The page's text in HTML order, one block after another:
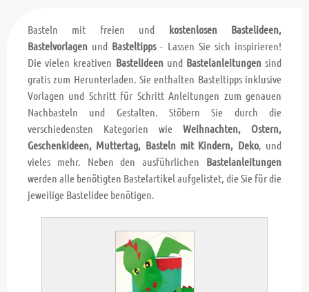
Basteln mit freien und kostenlosen Bastelideen,
Bastelvorlagen und Basteltipps- Lassen Sie sich inspirieren!
Die vielen kreativen Bastelideenund Bastelanleitungensind
gratis zum Herunterladen. Sie enthalten Basteltipps inklusive
Vorlagen und Schritt für Schritt Anleitungen zum genauen
Nachbasteln und Gestalten. Stöbern Sie durch die
verschiedensten Kategorien wie Weihnachten, Ostern,
Geschenkideen, Muttertag, Basteln mit Kindern, Deko, und
vieles mehr. Neben den ausführlichen Bastelanleitungen
werden alle benötigten Bastelartikel aufgelistet, die Sie für die
jeweilige Bastelidee benötigen.